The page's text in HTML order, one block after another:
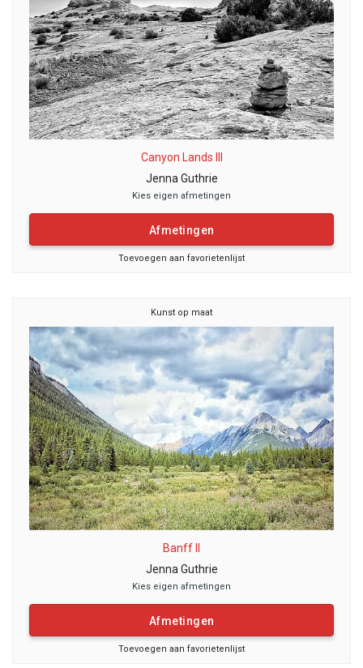
Canyon Lands III
Jenna Guthrie
Kies eigen afmetingen
Afmetingen
Toevoegen aan favorietenlijst
Kunst op maat
Banff II
Jenna Guthrie
Kies eigen afmetingen
Afmetingen
Toevoegen aan favorietenlijst